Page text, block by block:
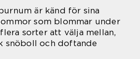
är känd för sina
som blommar under
sorter att välja mellan,
snöboll och doftande